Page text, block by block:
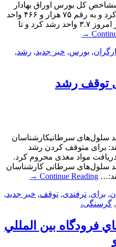
کل بورس اوراق بهادار
تهران برای نهمین روز پیاپی رشد کرد و به رقم ۷۵ هزار و ۴۶۶ واحد
رسید، همچنین فرابورس ایران نیز امروز ۳.۷ واحد رشد کرد و تا
→
, بورس, خبر جدید, رشد,
توقف رشد
سلول‌های سرطانیکارشناسان
برای متوقف کردن رشد
دریافت مواد مغذی محروم کرد.
سلول‌های سرطانی کارشناسان
Continue Reading
→
, برای, ترفندی, توقف, خبر جدید,
, گرسنگی،
فرودگاه بين المللي